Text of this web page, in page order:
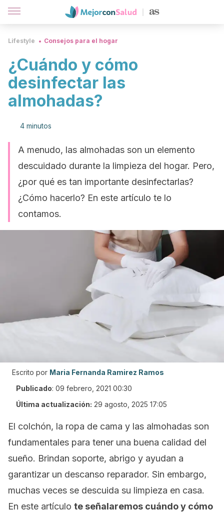
Lifestyle Consejos para el hogar
¿Cuándo y cómo
desinfectar las
almohadas?
4 minutos
A menudo, las almohadas son un elemento
descuidado durante la limpieza del hogar. Pero,
¿por qué es tan importante desinfectarlas?
¿Cómo hacerlo? En este artículo te lo
contamos.
Escrito por Maria Fernanda Ramirez Ramos
Publicado: 09 febrero, 2021 00:30
Última actualización: 29 agosto, 2025 17:05
El colchón, la ropa de cama y las almohadas son
fundamentales para tener una buena calidad del
sueño. Brindan soporte, abrigo y ayudan a
garantizar un descanso reparador. Sin embargo,
muchas veces se descuida su limpieza en casa.
En este artículo te señalaremos cuándo y cómo